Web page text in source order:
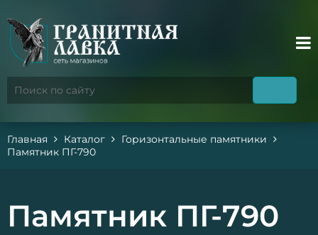
Главная Каталог
Горизонтальные памятники
Памятник ПГ-790
Памятник ПГ-790